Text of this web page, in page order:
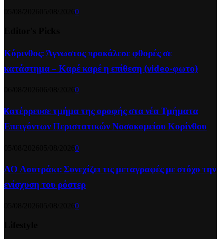
0
Κόρινθος: Άγνωστος προκάλεσε φθορές σε
κατάστημα – Καρέ καρέ η επίθεση (video-φωτο)
0
Kατέρρευσε τμήμα της οροφής στα νέα Τμήματα
Επειγόντων Περιστατικών Νοσοκομείου Κορίνθου
0
ΑΟ Λουτράκι: Συνεχίζει τις μεταγραφές με στόχο την
ενίσχυση του ρόστερ
0